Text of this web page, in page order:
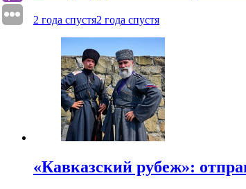
2 года спустя2 года спустя
«Кавказский рубеж»: